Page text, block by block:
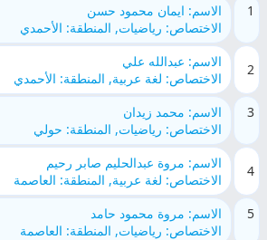
1
الاسم: ايمان محمود حسن
الاختصاص: رياضيات, المنطقة: الأحمدي
2
الاسم: عبدالله علي
الاختصاص: لغة عربية, المنطقة: الأحمدي
3
الاسم: محمد زيدان
الاختصاص: رياضيات, المنطقة: حولي
4
الاسم: مروة عبدالحليم صابر رحيم
الاختصاص: لغة عربية, المنطقة: العاصمة
5
الاسم: مروة محمود حامد
الاختصاص: رياضيات, المنطقة: العاصمة